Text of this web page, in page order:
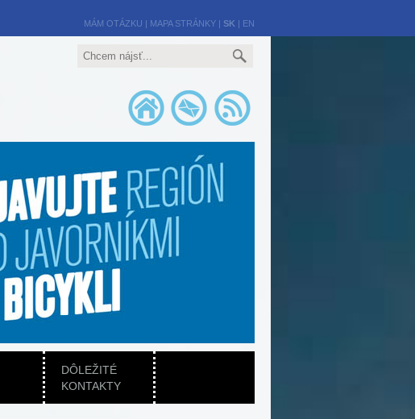
MÁM OTÁZKU | MAPA STRÁNKY| SK | EN
DÔLEŽITÉ
KONTAKTY